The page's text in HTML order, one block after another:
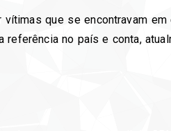
que se encontravam em
no país e conta,